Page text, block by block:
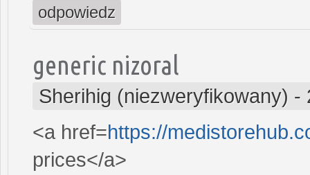
odpowiedz
generic nizoral
Sherihig (niezweryfikowany) -
<a href=https://
prices</a>